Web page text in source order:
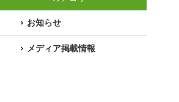
お知らせ
メディア掲載情報